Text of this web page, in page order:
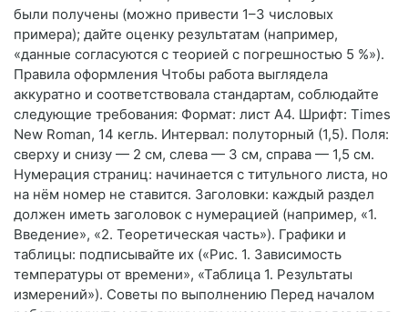
были получены (можно привести 1–3 числовых
примера); дайте оценку результатам (например,
«данные согласуются с теорией с погрешностью 5 %»).
Правила оформления Чтобы работа выглядела
аккуратно и соответствовала стандартам, соблюдайте
следующие требования: Формат: лист A4. Шрифт: Times
New Roman, 14 кегль. Интервал: полуторный (1,5). Поля:
сверху и снизу — 2 см, слева — 3 см, справа — 1,5 см.
Нумерация страниц: начинается с титульного листа, но
на нём номер не ставится. Заголовки: каждый раздел
должен иметь заголовок с нумерацией (например, «1.
Введение», «2. Теоретическая часть»). Графики и
таблицы: подписывайте их («Рис. 1. Зависимость
температуры от времени», «Таблица 1. Результаты
измерений»). Советы по выполнению Перед началом